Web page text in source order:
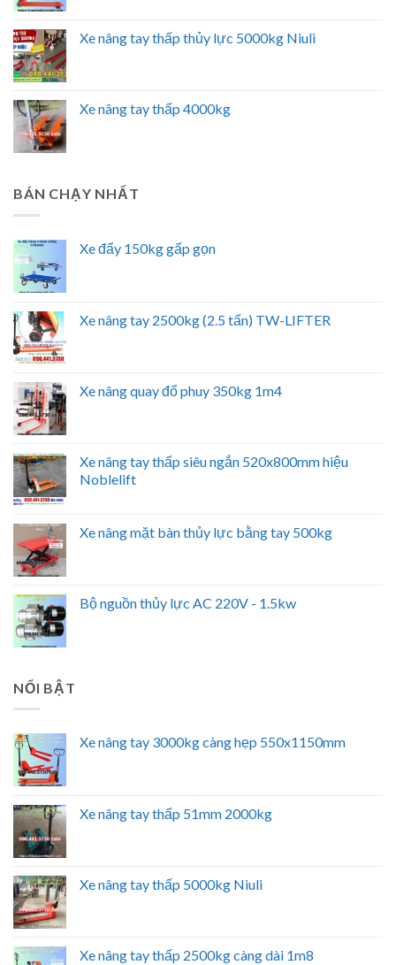
Xe nâng tay thấp thủy lực 5000kg Niuli
Xe nâng tay thấp 4000kg
BÁN CHẠY NHẤT
Xe đẩy 150kg gấp gọn
Xe nâng tay 2500kg (2.5 tấn) TW-LIFTER
Xe nâng quay đổ phuy 350kg 1m4
Xe nâng tay thấp siêu ngắn 520x800mm hiệu
Noblelift
Xe nâng mặt bàn thủy lực bằng tay 500kg
Bộ nguồn thủy lực AC 220V - 1.5kw
NỔI BẬT
Xe nâng tay 3000kg càng hẹp 550x1150mm
Xe nâng tay thấp 51mm 2000kg
Xe nâng tay thấp 5000kg Niuli
Xe nâng tay thấp 2500kg càng dài 1m8